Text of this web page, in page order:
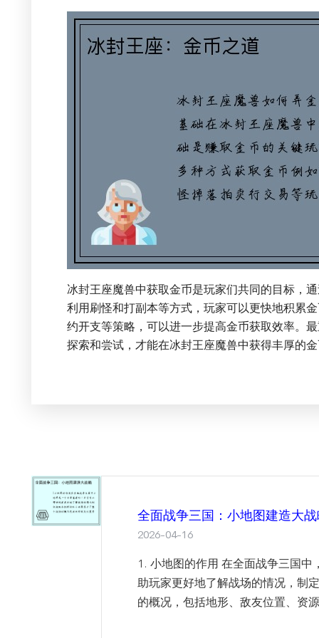
冰封王座魔兽中获取金币是玩家们共同的目标，
利用刷怪和打副本等方式，玩家可以更快地积累
约开支等策略，可以进一步提高金币获取效率。
探索和尝试，才能在冰封王座魔兽中获得丰厚的
全面战争三国：小地图建造大
2026-04-16
1. 小地图的作用 在全面战争三国
助玩家更好地了解战场的情况，制
的概况，包括地形、敌友位置、资